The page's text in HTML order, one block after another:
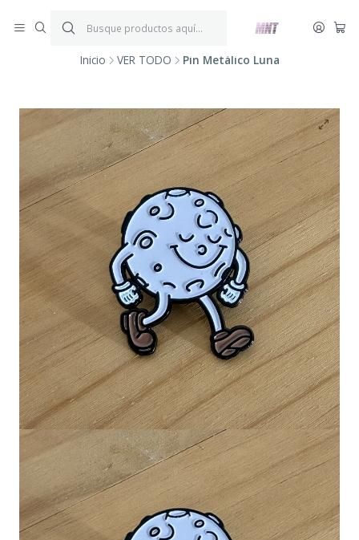
*Aplica condiciones y restricciones*
Inicio VER TODO Pin Metálico Luna